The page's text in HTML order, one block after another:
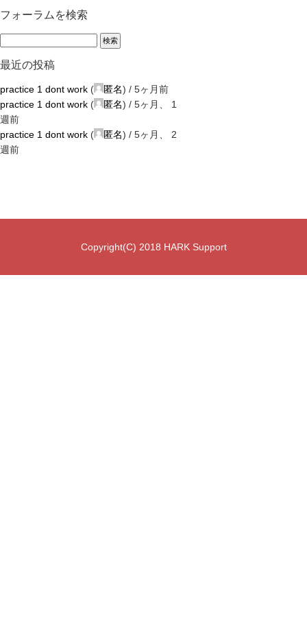
フォーラムを検索
最近の投稿
practice 1 dont work ( 匿名) / 5ヶ月前
practice 1 dont work ( 匿名) / 5ヶ月、 1
週前
practice 1 dont work ( 匿名) / 5ヶ月、 2
週前
Copyright(C) 2018 HARK Support